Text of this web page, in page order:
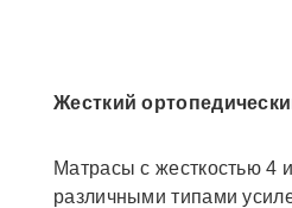
Жесткий
Матрасы с жесткостью 4
различными типами